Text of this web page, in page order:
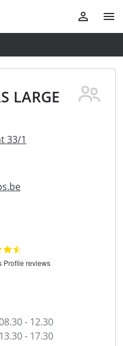
LARGE
33/1
- 12.30
13.30 - 17.30